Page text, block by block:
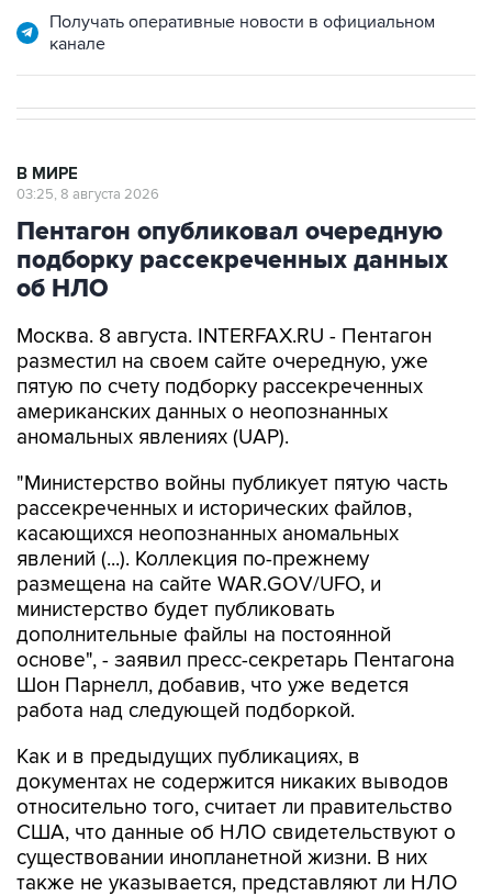
Пентагон опубликовал очередную
подборку рассекреченных данных
об НЛО
Москва. 8 августа. INTERFAX.RU - Пентагон
пятую по счету подборку рассекреченных
американских данных о неопознанных
аномальных явлениях (UAP).
"Министерство войны публикует пятую часть
касающихся неопознанных аномальных
явлений (...). Коллекция по-прежнему
размещена на сайте WAR.GOV/UFO, и
министерство будет публиковать
дополнительные файлы на постоянной
основе", - заявил пресс-секретарь Пентагона
Шон Парнелл, добавив, что уже ведется
работа над следующей подборкой.
Как и в предыдущих публикациях, в
относительно того, считает ли правительство
США, что данные об НЛО свидетельствуют о
существовании инопланетной жизни. В них
также не указывается, представляют ли НЛО
угрозу национальной безопасности США.